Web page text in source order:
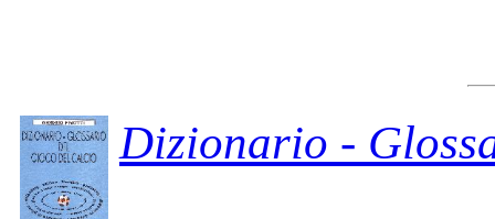
Dizionario -